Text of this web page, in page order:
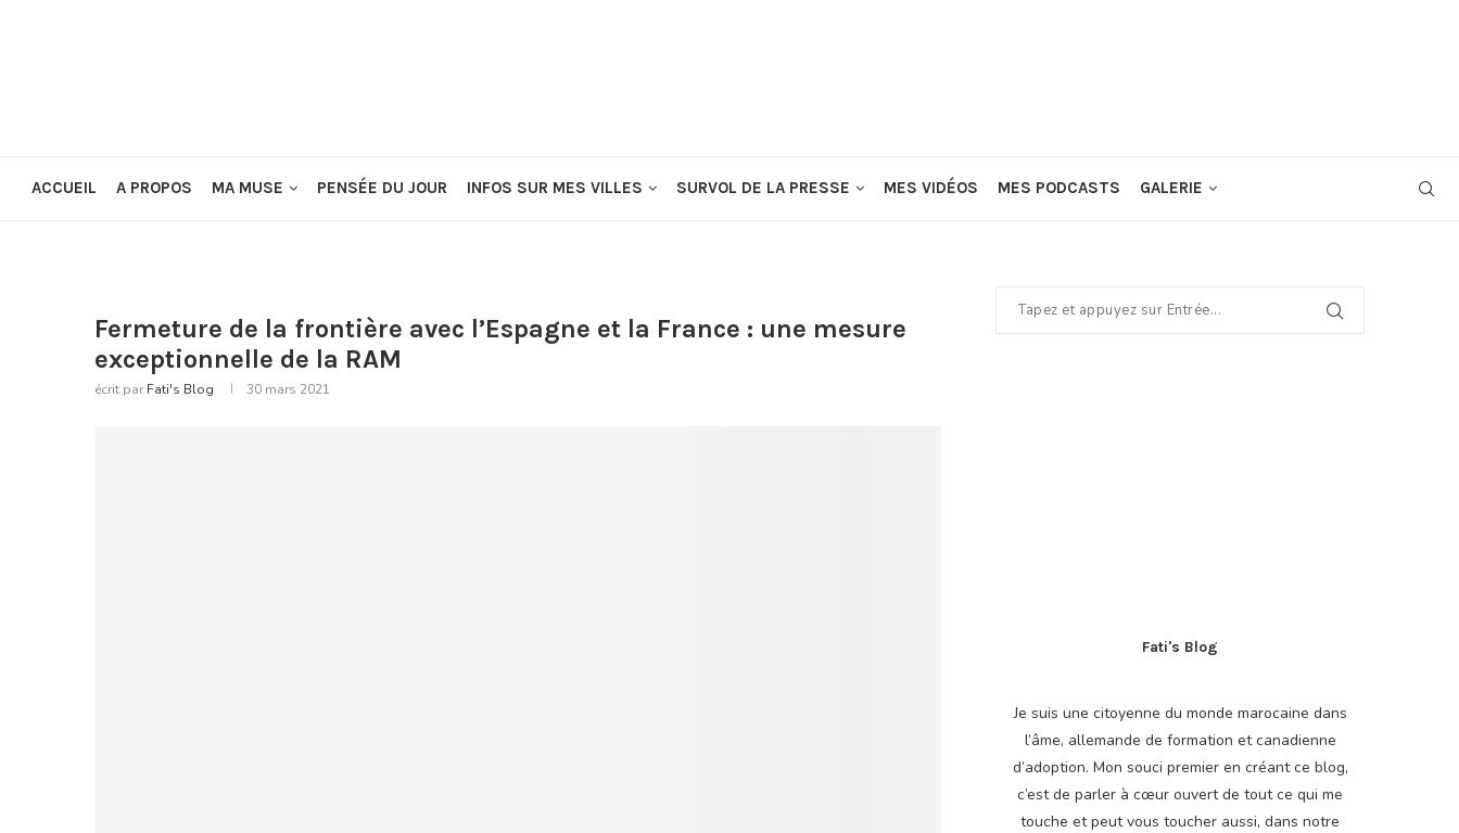
ACCUEIL A PROPOS MA MUSE PENSÉE DU JOUR INFOS SUR MES VILLES SURVOL DE LA PRESSE MES VIDÉOS MES PODCASTS GALERIE
Fermeture de la frontière avec l’Espagne et la France : une mesure
exceptionnelle de la RAM
écrit par Fati's Blog 30 mars 2021
Fati's Blog
Je suis une citoyenne du monde marocaine dans
l’âme, allemande de formation et canadienne
d’adoption. Mon souci premier en créant ce blog,
c’est de parler à cœur ouvert de tout ce qui me
touche et peut vous toucher aussi, dans notre